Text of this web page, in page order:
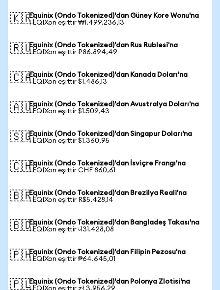
🇰🇷Equinix (Ondo Tokenized)'dan Güney Kore Wonu'na
1 EQIXon eşittir ₩1.499.236,13
🇷🇺Equinix (Ondo Tokenized)'dan Rus Rublesi'na
1 EQIXon eşittir ₽86.894,49
🇨🇦Equinix (Ondo Tokenized)'dan Kanada Doları'na
1 EQIXon eşittir $1.486,13
🇦🇺Equinix (Ondo Tokenized)'dan Avustralya Doları'na
1 EQIXon eşittir $1.509,43
🇸🇬Equinix (Ondo Tokenized)'dan Singapur Doları'na
1 EQIXon eşittir $1.360,95
🇨🇭Equinix (Ondo Tokenized)'dan İsviçre Frangı'na
1 EQIXon eşittir CHF 860,61
🇧🇷Equinix (Ondo Tokenized)'dan Brezilya Reali'na
1 EQIXon eşittir R$5.428,14
🇧🇩Equinix (Ondo Tokenized)'dan Bangladeş Takası'na
1 EQIXon eşittir ৳131.428,08
🇵🇭Equinix (Ondo Tokenized)'dan Filipin Pezosu'na
1 EQIXon eşittir ₱64.645,01
🇵🇱Equinix (Ondo Tokenized)'dan Polonya Zlotisi'na
1 EQIXon eşittir zł 3.956,29